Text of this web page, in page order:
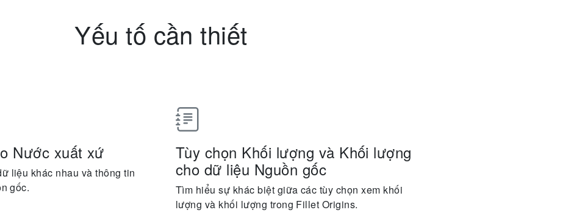
Yếu tố cần thiết
Nước xuất xứ
liệu khác nhau và thông tin
gốc.
Tùy chọn Khối lượng và Khối lượng
cho dữ liệu Nguồn gốc
Tìm hiểu sự khác biệt giữa các tùy chọn xem khối
lượng và khối lượng trong Fillet Origins.